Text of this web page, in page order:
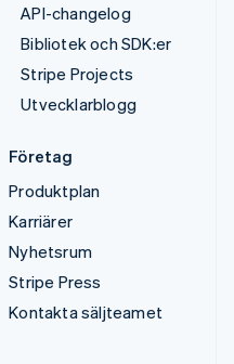
API-changelog
Bibliotek och SDK:er
Stripe Projects
Utvecklarblogg
Företag
Produktplan
Karriärer
Nyhetsrum
Stripe Press
Kontakta säljteamet